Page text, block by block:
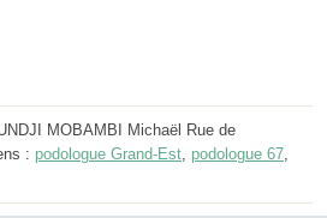
MOBAMBI Michaël Rue de
: podologue Grand-Est podologue 67